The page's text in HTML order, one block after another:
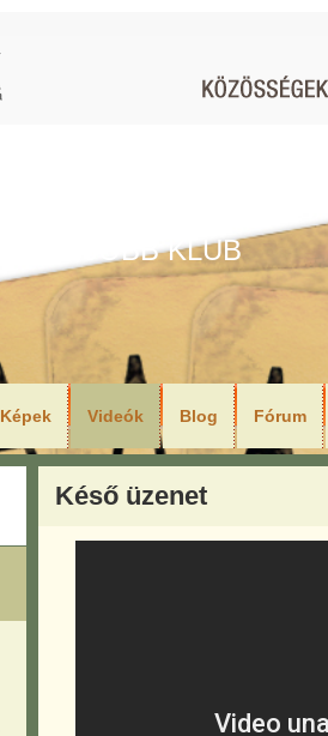
LEGJOBB KLUB
Képek Videók Blog Fórum
Késő üzenet